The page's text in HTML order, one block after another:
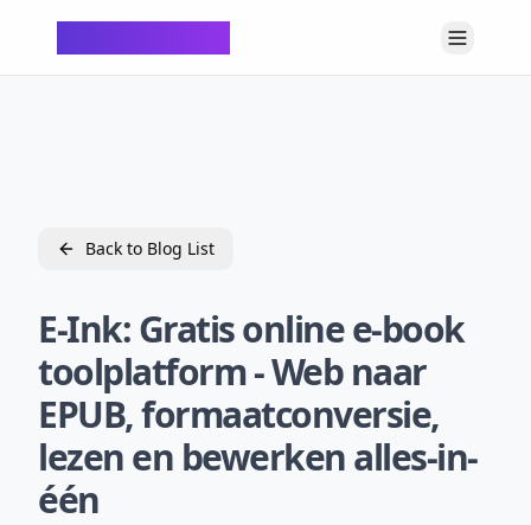
Back to Blog List
E-Ink: Gratis online e-book
toolplatform - Web naar
EPUB, formaatconversie,
lezen en bewerken alles-in-
één